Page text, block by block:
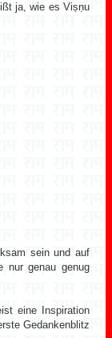
ja, wie es Viṣṇu
sein und auf
nur genau genug
eine Inspiration
Gedankenblitz